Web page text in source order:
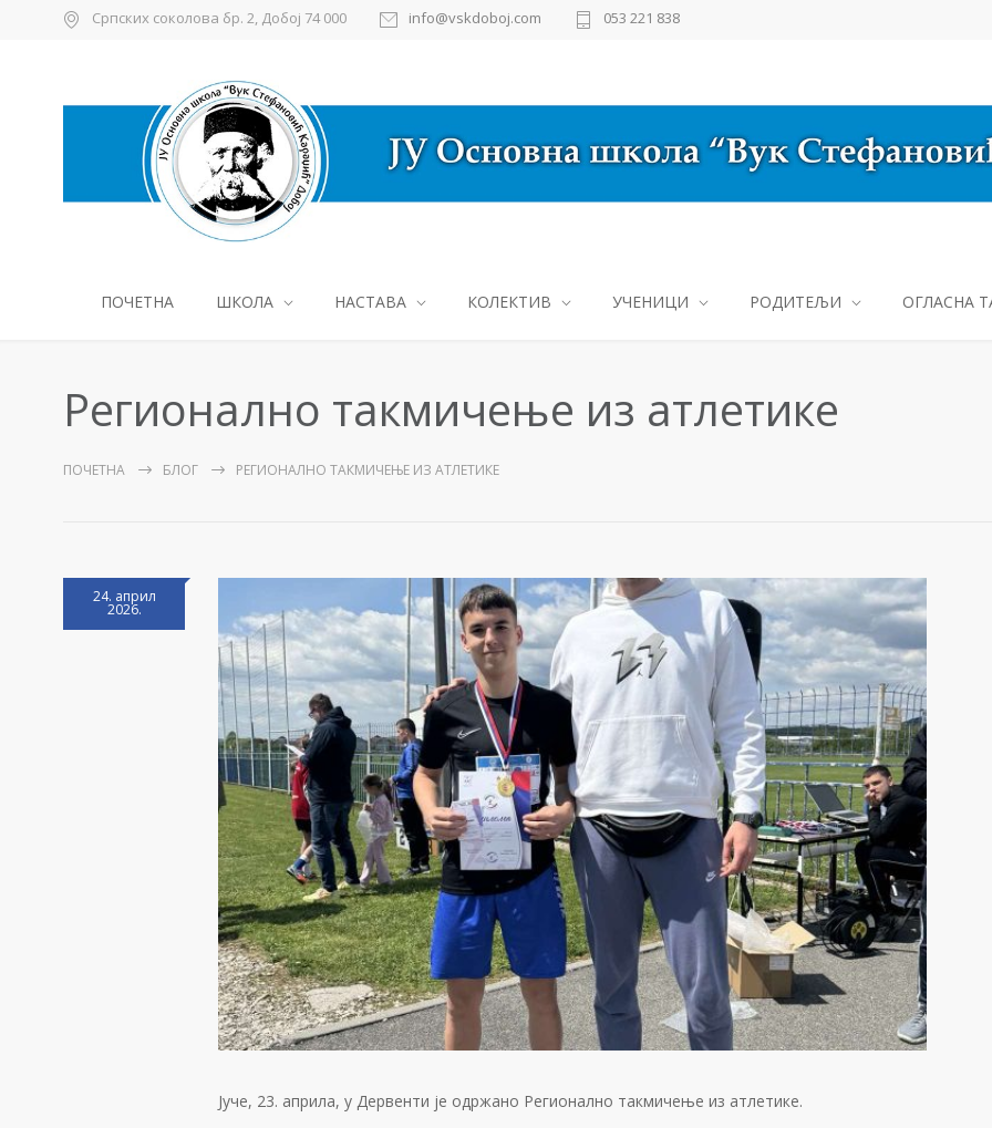
Српских соколова бр. 2, Добој 74 000 info@vskdoboj.com 053 221 838
ПОЧЕТНА ШКОЛА НАСТАВА КОЛЕКТИВ УЧЕНИЦИ РОДИТЕЉИ ОГЛАСНА
Регионално такмичење из атлетике
ПОЧЕТНА БЛОГ РЕГИОНАЛНО ТАКМИЧЕЊЕ ИЗ АТЛЕТИКЕ
24. април
2026.
Јуче, 23. априла, у Дервенти је одржано Регионално такмичење из атлетике.